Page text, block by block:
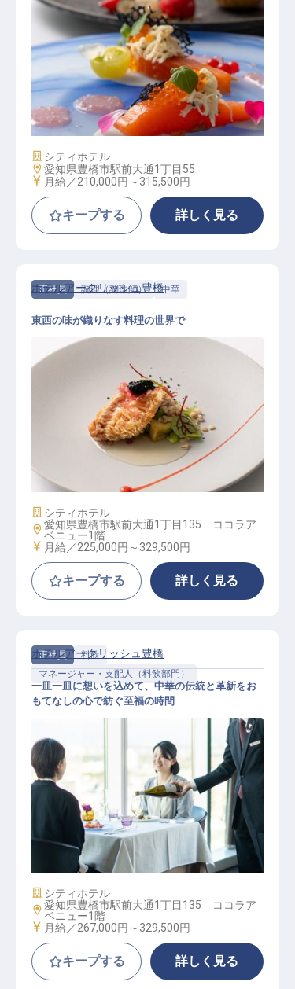
ホテル内洋食キッチンスタッフ
施設業態
シティホテル
勤務地
愛知県豊橋市駅前大通1丁目55
給与
月給／210,000円～ 315,500円
キープする 詳しく見る
正社員 調理（調理師） 中華
中華キッチンスタッフ
ホテルアークリッシュ豊橋
東西の味が織りなす料理の世界で
施設業態
シティホテル
勤務地
愛知県豊橋市駅前大通1丁目135 ココラア
ベニュー1階
給与
月給／225,000円～ 329,500円
キープする 詳しく見る
正社員
料飲
マネージャー・支配人（料飲部門）
中華レストランサービス（マネージ
ャー候補）
ホテルアークリッシュ豊橋
一皿一皿に想いを込めて、中華の伝統と革新をお
もてなしの心で紡ぐ至福の時間
施設業態
シティホテル
勤務地
愛知県豊橋市駅前大通1丁目135 ココラア
ベニュー1階
給与
月給／267,000円～ 329,500円
キープする 詳しく見る